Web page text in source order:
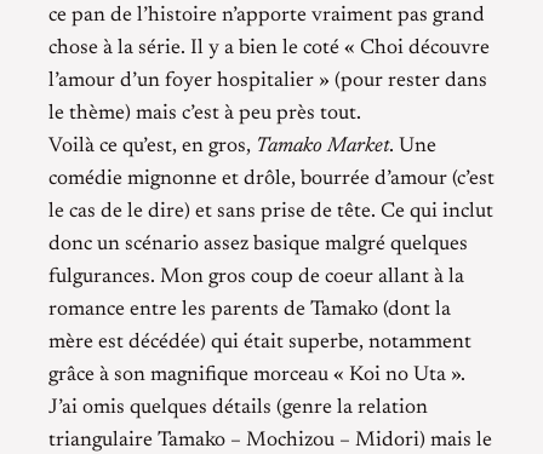
ce pan de l’histoire n’apporte vraiment pas grand
chose à la série. Il y a bien le coté « Choi découvre
l’amour d’un foyer hospitalier » (pour rester dans
le thème) mais c’est à peu près tout.
Voilà ce qu’est, en gros, Tamako Market. Une
comédie mignonne et drôle, bourrée d’amour (c’est
le cas de le dire) et sans prise de tête. Ce qui inclut
donc un scénario assez basique malgré quelques
fulgurances. Mon gros coup de coeur allant à la
romance entre les parents de Tamako (dont la
mère est décédée) qui était superbe, notamment
grâce à son magnifique morceau « Koi no Uta ».
J’ai omis quelques détails (genre la relation
triangulaire Tamako – Mochizou – Midori) mais le